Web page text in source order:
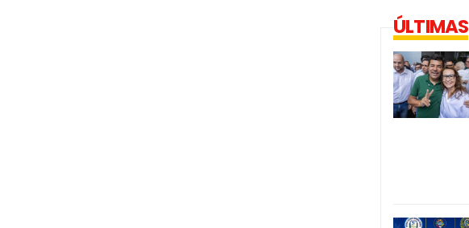
ÚLTIMAS